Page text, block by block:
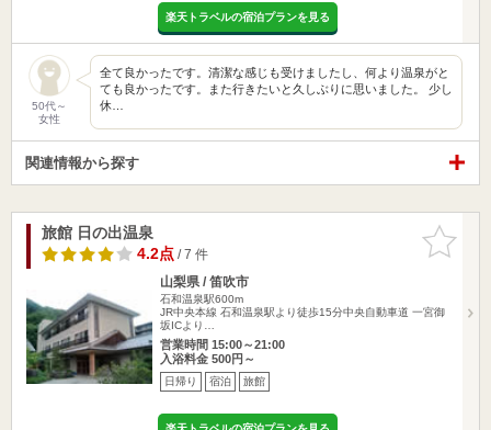
楽天トラベルの宿泊プランを見る
50代～
女性
全て良かったです。清潔な感じも受けましたし、何より温泉がと
ても良かったです。また行きたいと久しぶりに思いました。 少し
休…
関連情報から探す
お気に入
りに追加
旅館 日の出温泉
4.2点/ 7 件
山梨県 / 笛吹市
石和温泉駅600m
JR中央本線 石和温泉駅より徒歩15分中央自動車道 一宮御
坂ICより…
営業時間 15:00～21:00
入浴料金 500円～
日帰り 宿泊 旅館